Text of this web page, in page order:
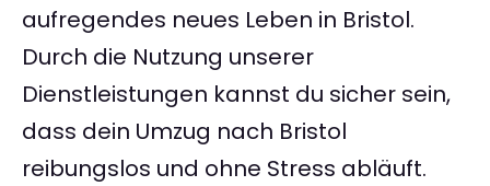
aufregendes neues Leben in Bristol.
Durch die Nutzung unserer
Dienstleistungen kannst du sicher sein,
dass dein Umzug nach Bristol
reibungslos und ohne Stress abläuft.